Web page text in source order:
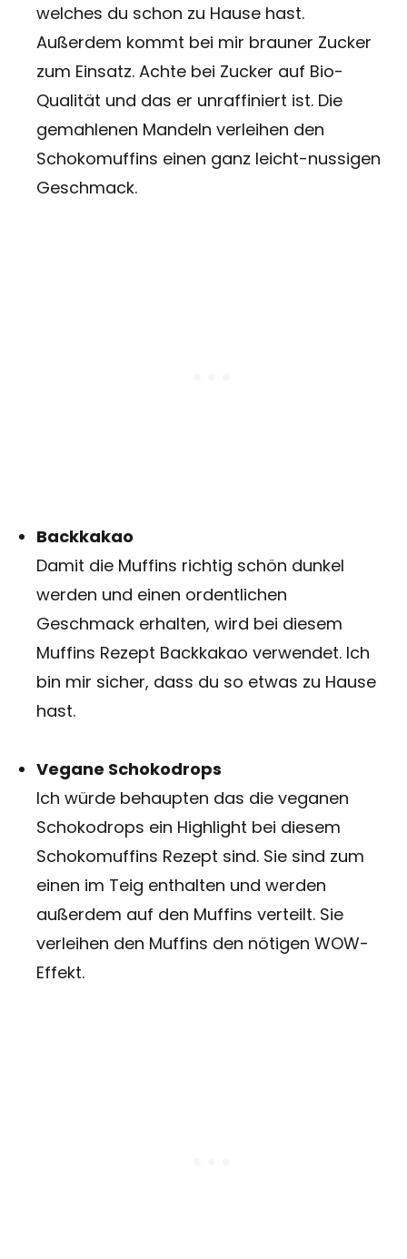
welches du schon zu Hause hast.
Außerdem kommt bei mir brauner Zucker
zum Einsatz. Achte bei Zucker auf Bio-
Qualität und das er unraffiniert ist. Die
gemahlenen Mandeln verleihen den
Schokomuffins einen ganz leicht-nussigen
Geschmack.
Backkakao
Damit die Muffins richtig schön dunkel
werden und einen ordentlichen
Geschmack erhalten, wird bei diesem
Muffins Rezept Backkakao verwendet. Ich
bin mir sicher, dass du so etwas zu Hause
hast.
Vegane Schokodrops
Ich würde behaupten das die veganen
Schokodrops ein Highlight bei diesem
Schokomuffins Rezept sind. Sie sind zum
einen im Teig enthalten und werden
außerdem auf den Muffins verteilt. Sie
verleihen den Muffins den nötigen WOW-
Effekt.